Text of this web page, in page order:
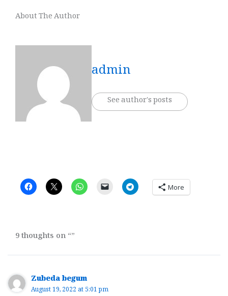
About The Author
admin
See author's posts
More
9 thoughts on “”
Zubeda begum
August 19, 2022 at 5:01 pm